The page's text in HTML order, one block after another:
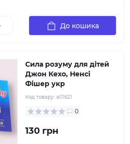
До кошика
Сила розуму для дітей
Джон Кехо, Ненсі
Фішер укр
Код товару: а01621
0
130 грн